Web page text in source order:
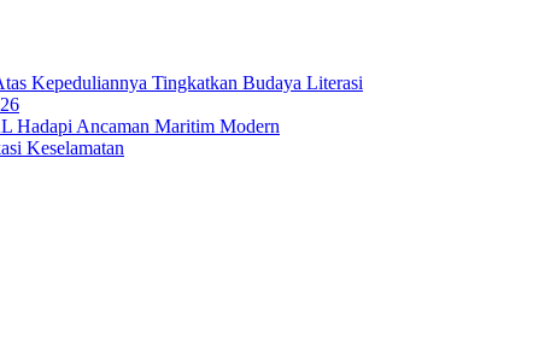
Kepeduliannya Tingkatkan Budaya Literasi
Hadapi Ancaman Maritim Modern
Keselamatan